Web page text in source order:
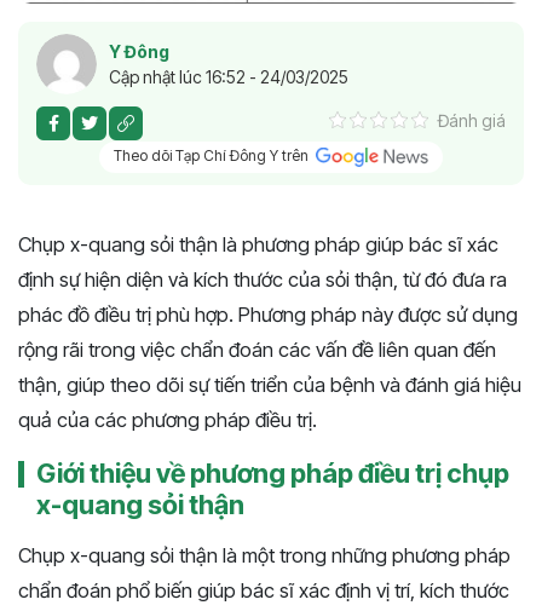
Y Đông
Cập nhật lúc 16:52 - 24/03/2025
Đánh giá
Theo dõi Tạp Chí Đông Y trên
Chụp x-quang sỏi thận là phương pháp giúp bác sĩ xác
định sự hiện diện và kích thước của sỏi thận, từ đó đưa ra
phác đồ điều trị phù hợp. Phương pháp này được sử dụng
rộng rãi trong việc chẩn đoán các vấn đề liên quan đến
thận, giúp theo dõi sự tiến triển của bệnh và đánh giá hiệu
quả của các phương pháp điều trị.
Giới thiệu về phương pháp điều trị chụp
x-quang sỏi thận
Chụp x-quang sỏi thận là một trong những phương pháp
chẩn đoán phổ biến giúp bác sĩ xác định vị trí, kích thước